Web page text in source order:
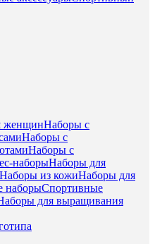
женщинНаборы с
Наборы с
Наборы с
наборыНаборы для
Наборы из кожиНаборы для
наборыСпортивные
для выращивания